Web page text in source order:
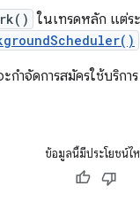
ในเทรดหลัก แต่ร
กำจัดการสมัครใช้บริก
ข้อมูลนี้มีประโยชน์ไ